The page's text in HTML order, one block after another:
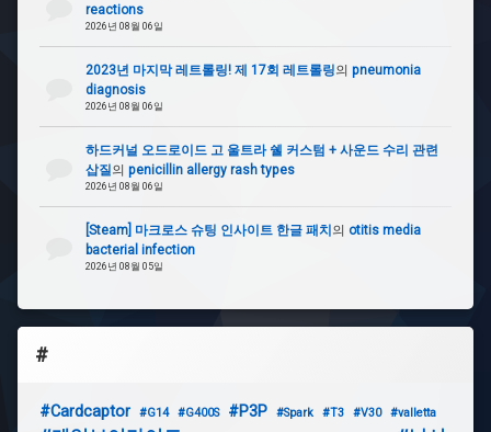
reactions
2026년 08월 06일
2023년 마지막 레트롤링! 제 17회 레트롤링의 pneumonia
diagnosis
2026년 08월 06일
하드커널 오드로이드 고 울트라 쉘 커스텀 + 사운드 수리 관련
삽질의 penicillin allergy rash types
2026년 08월 06일
[Steam] 마크로스 슈팅 인사이트 한글 패치 의 otitis media
bacterial infection
2026년 08월 05일
#
#Cardcaptor #G14 #G400S #P3P #Spark #T3 #V30 #valletta